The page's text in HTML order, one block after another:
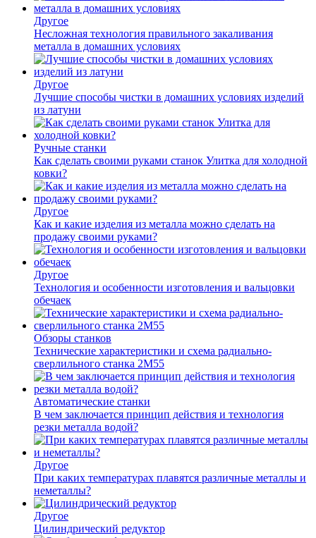
Другое
Несложная технология правильного закаливания
металла в домашних условиях
Другое
Лучшие способы чистки в домашних условиях изделий
из латуни
Ручные станки
Как сделать своими руками станок Улитка для холодной
ковки?
Другое
Как и какие изделия из металла можно сделать на
продажу своими руками?
Другое
Технология и особенности изготовления и вальцовки
обечаек
Обзоры станков
Технические характеристики и схема радиально-
сверлильного станка 2М55
Автоматические станки
В чем заключается принцип действия и технология
резки металла водой?
Другое
При каких температурах плавятся различные металлы и
неметаллы?
Другое
Цилиндрический редуктор